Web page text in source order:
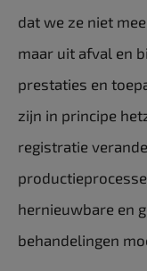
dat we ze niet
maar uit afval en
prestaties en
zijn in principe
registratie
hernieuwbare en
behandelingen